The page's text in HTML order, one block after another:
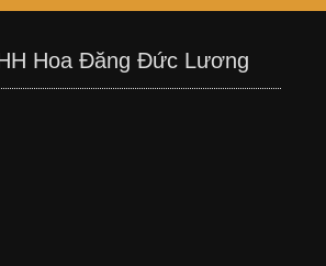
Hoa Đăng Đức Lương